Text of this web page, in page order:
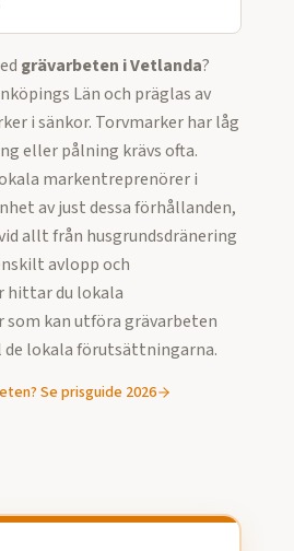
grävarbeten iVetlanda?
Län och präglas av
i sänkor. Torvmarker har låg
eller pålning krävs ofta.
markentreprenörer i
av just dessa förhållanden,
allt från husgrundsdränering
avlopp och
hittar du lokala
kan utföragrävarbeten
lokala förutsättningarna.
? Se prisguide 2026